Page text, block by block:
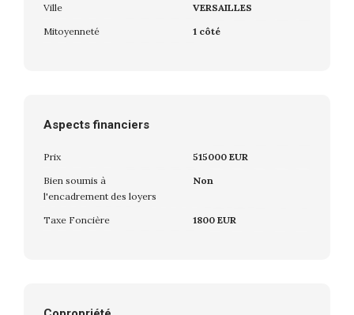
Ville
VERSAILLES
Mitoyenneté
1 côté
Aspects financiers
Prix
515000 EUR
Bien soumis à
l'encadrement des loyers
Non
Taxe Foncière 1800 EUR